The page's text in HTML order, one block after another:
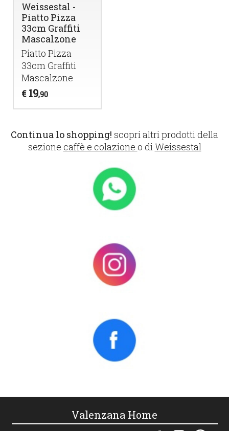
Weissestal -
Piatto Pizza
33cm Graffiti
Mascalzone
Piatto Pizza
33cm Graffiti
Mascalzone
€ 19,90
Continua lo shopping! scopri altri prodotti della
sezione caffè e colazione o diWeissestal
Valenzana Home